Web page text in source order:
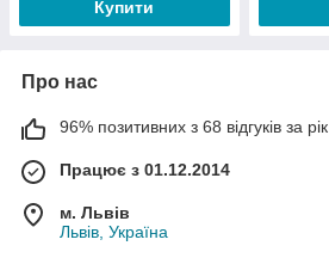
Купити
Про нас
96% позитивних з 68 відгуків за рік
Працює з 01.12.2014
м. Львів
Львів, Україна